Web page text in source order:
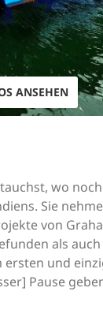
ANSEHEN
wo
Sie
von
als
und
Pause